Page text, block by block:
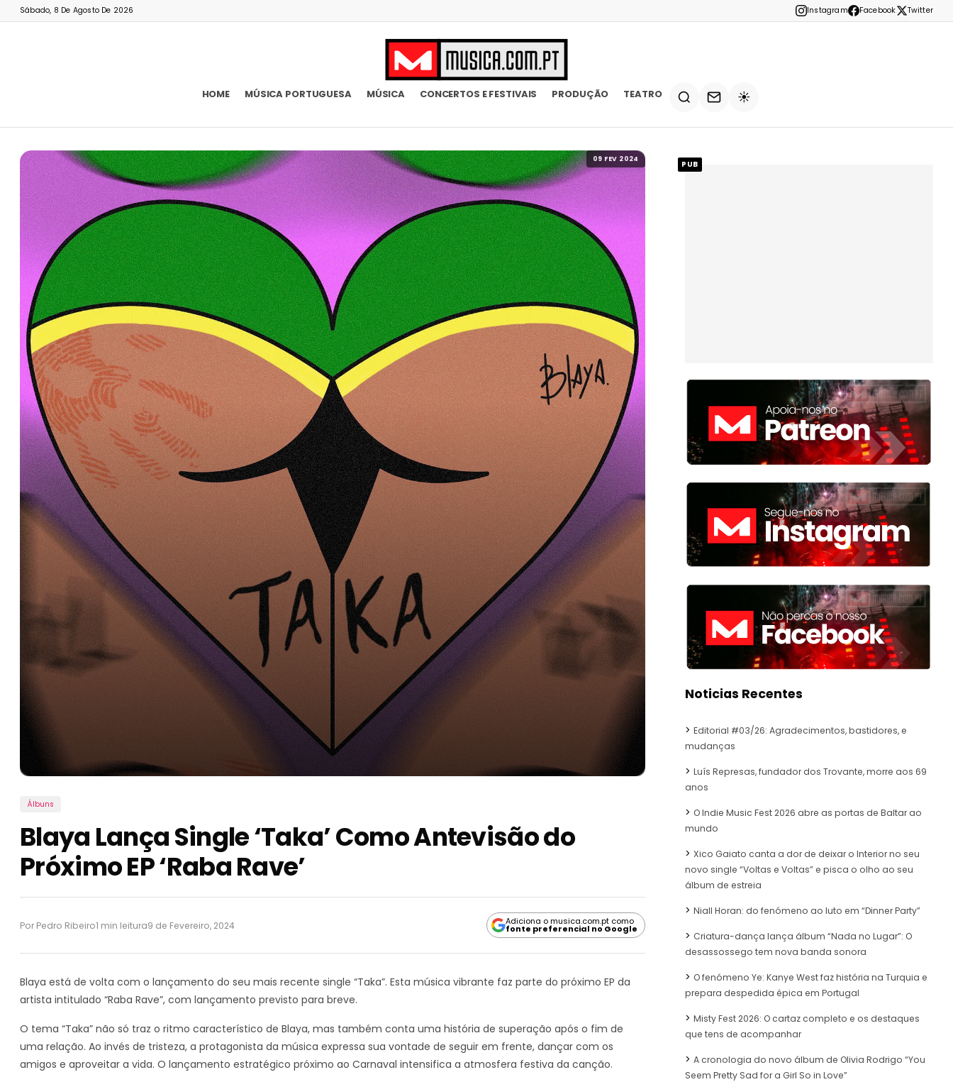
Sábado, 8 De Agosto De 2026 Instagram Facebook Twitter
HOME MÚSICA PORTUGUESA MÚSICA CONCERTOS E FESTIVAIS PRODUÇÃO TEATRO ☀️
09 FEV 2024
Álbuns
Blaya Lança Single ‘Taka’ Como Antevisão do
Próximo EP ‘Raba Rave’
Por Pedro Ribeiro1 min leitura9 de Fevereiro, 2024 Adiciona o musica.com.pt como
fonte preferencial no Google
Blaya está de volta com o lançamento do seu mais recente single “Taka”. Esta música vibrante faz parte do próximo EP da
artista intitulado “Raba Rave”, com lançamento previsto para breve.
O tema “Taka” não só traz o ritmo característico de Blaya, mas também conta uma história de superação após o fim de
uma relação. Ao invés de tristeza, a protagonista da música expressa sua vontade de seguir em frente, dançar com os
amigos e aproveitar a vida. O lançamento estratégico próximo ao Carnaval intensifica a atmosfera festiva da canção.
PUB
Noticias Recentes
Editorial #03/26: Agradecimentos, bastidores, e
mudanças
Luís Represas, fundador dos Trovante, morre aos 69
anos
O Indie Music Fest 2026 abre as portas de Baltar ao
mundo
Xico Gaiato canta a dor de deixar o Interior no seu
novo single “Voltas e Voltas” e pisca o olho ao seu
álbum de estreia
Niall Horan: do fenómeno ao luto em “Dinner Party”
Criatura-dança lança álbum “Nada no Lugar”: O
desassossego tem nova banda sonora
O fenómeno Ye: Kanye West faz história na Turquia e
prepara despedida épica em Portugal
Misty Fest 2026: O cartaz completo e os destaques
que tens de acompanhar
A cronologia do novo álbum de Olivia Rodrigo “You
Seem Pretty Sad for a Girl So in Love”